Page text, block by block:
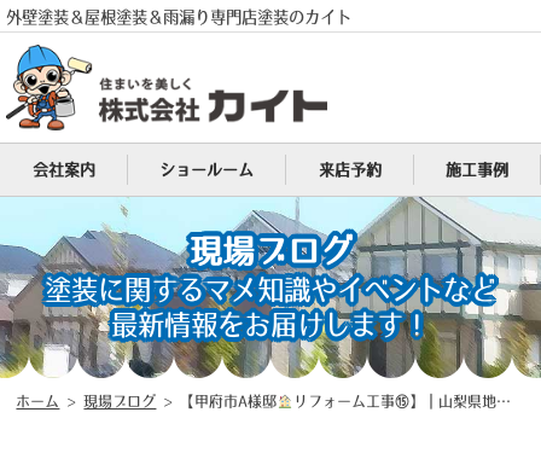
外壁塗装＆屋根塗装＆雨漏り専門店塗装のカイト
電話 MENU
会社案内 ショールーム 来店予約 施工事例
現場ブログ
塗装に関するマメ知識やイベントなど
最新情報をお届けします！
ホーム >現場ブログ > 【甲府市A様邸 リフォーム工事⑮】｜山梨県地域密着型塗装店｜山梨県地域密着型塗装店（塗装のカイト）昭和町・甲府市・甲斐市・南アルプス市・中央市などを中心に活動中！